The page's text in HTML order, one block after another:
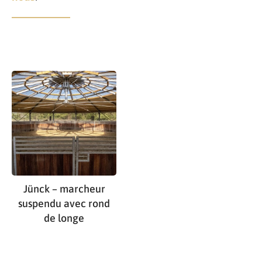
Jünck – marcheur
suspendu avec rond
de longe